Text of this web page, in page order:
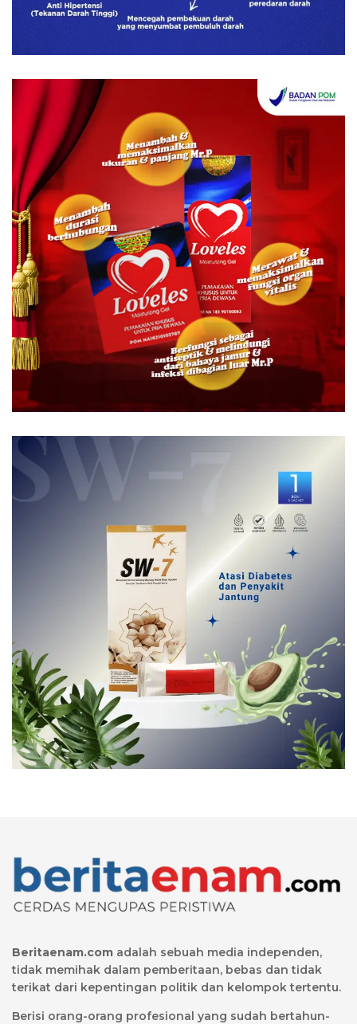
Beritaenam.com adalah sebuah media independen,
tidak memihak dalam pemberitaan, bebas dan tidak
terikat dari kepentingan politik dan kelompok tertentu.
Berisi orang-orang profesional yang sudah bertahun-